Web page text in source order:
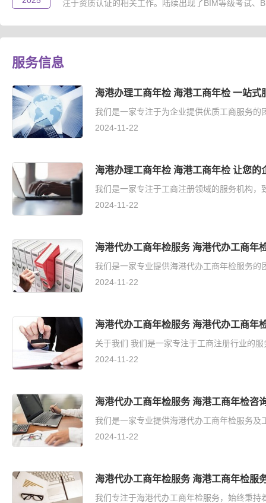
注于资质认证的相关工作。陆续出现了BIM等级考试、
服务信息
海港办理工商年检 海港工商年检 一站式
我们是一家专注于为企业提供优质工商服务
2024-11-22
海港办理工商年检 海港工商年检 让您的
我们是一家专注于工商注册领域的服务机构
2024-11-22
海港代办工商年检服务 海港代办工商年
我们是一家专业提供海港代办工商年检服务
2024-11-22
海港代办工商年检服务 海港代办工商年
关于我们 我们是一家专注于工商注册行业的
2024-11-22
海港代办工商年检服务 海港工商年检咨
我们是一家专业提供海港代办工商年检服务
2024-11-22
海港代办工商年检服务 海港工商年检服
我们专注于海港代办工商年检服务，始终秉持